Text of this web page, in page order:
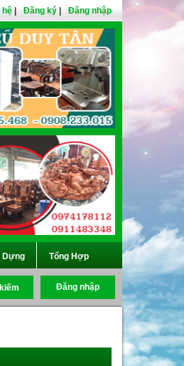
hệ Đăng ký Đăng nhập
Dựng Tổng Hợp
Đăng nhập